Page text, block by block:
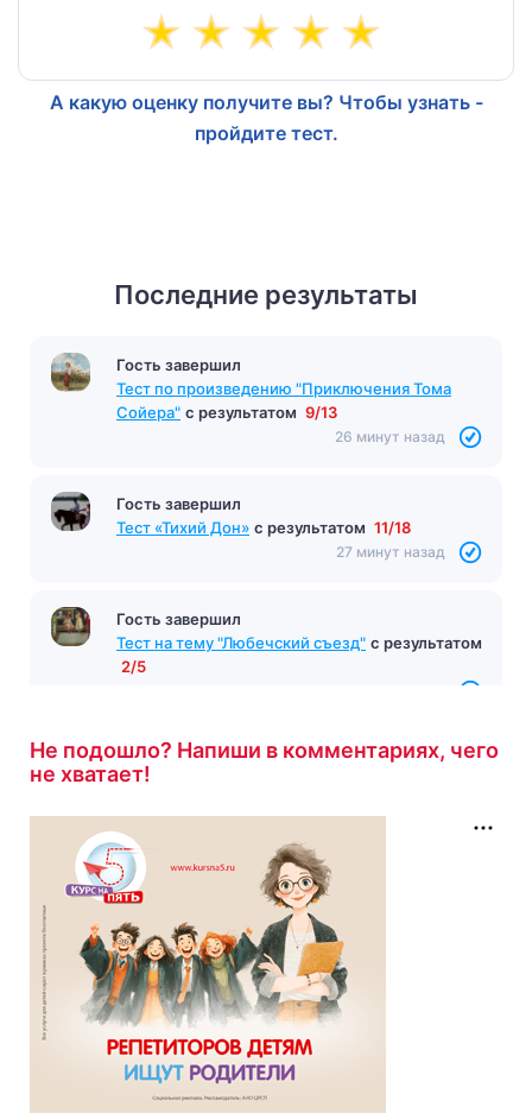
А какую оценку получите вы? Чтобы узнать -
пройдите тест.
Последние результаты
Гость завершил
Тест по произведению "Приключения Тома
Сойера" с результатом 9/13
26 минут назад
Гость завершил
Тест «Тихий Дон» с результатом 11/18
27 минут назад
Гость завершил
Тест на тему "Любечский съезд" с результатом
2/5
Не подошло? Напиши в комментариях, чего
не хватает!